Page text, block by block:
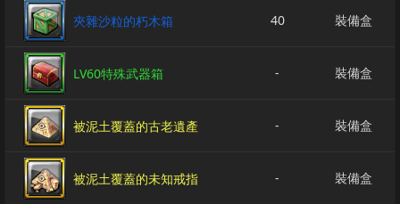
夾雜沙粒的朽木箱 40 裝備盒
LV60特殊武器箱 - 裝備盒
被泥土覆蓋的古老遺產 - 裝備盒
被泥土覆蓋的未知戒指 - 裝備盒